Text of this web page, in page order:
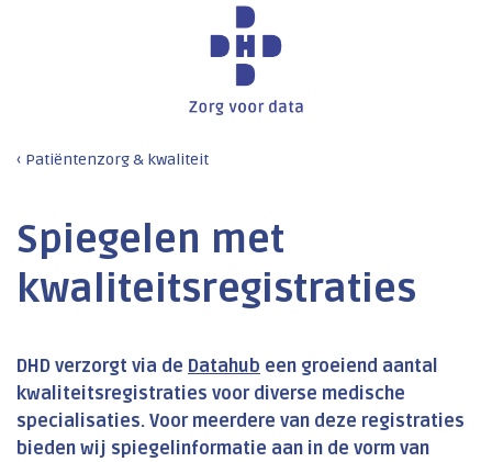
Patiëntenzorg & kwaliteit
Spiegelen met
kwaliteitsregistraties
DHD verzorgt via de Datahub een groeiend aantal
kwaliteitsregistraties voor diverse medische
specialisaties. Voor meerdere van deze registraties
bieden wij spiegelinformatie aan in de vorm van